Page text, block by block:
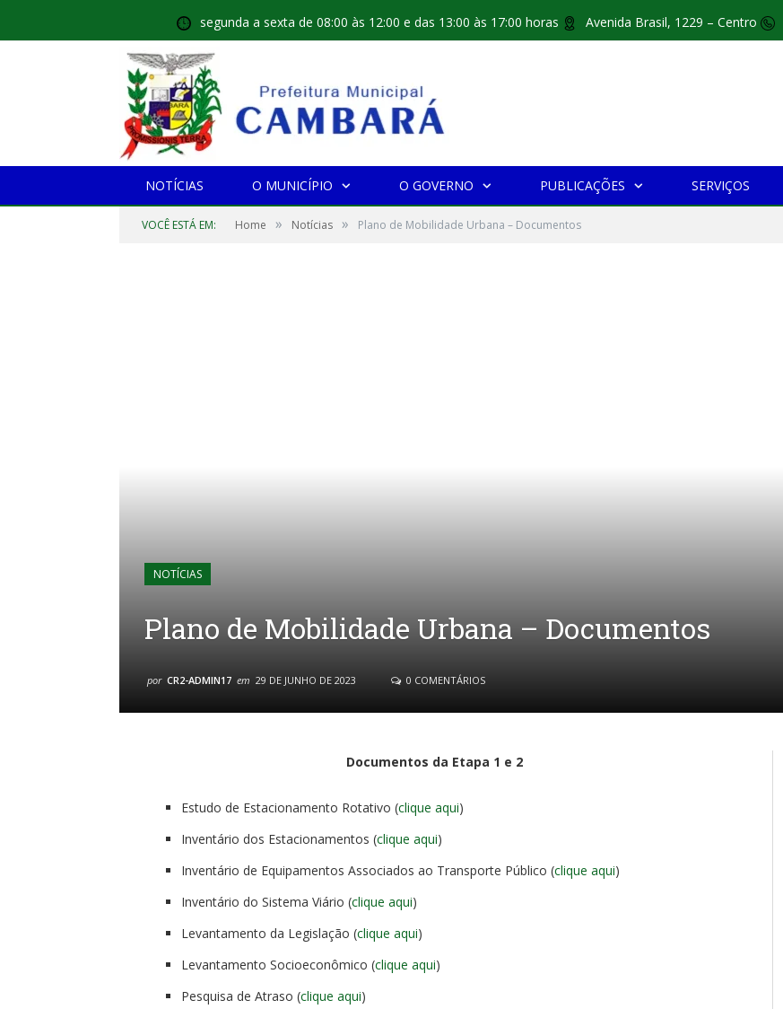
segunda a sexta de 08:00 às 12:00 e das 13:00 às 17:00 horas Avenida Brasil, 1229 – Centro
NOTÍCIAS O MUNICÍPIO O GOVERNO PUBLICAÇÕES SERVIÇOS
VOCÊ ESTÁ EM: Home » Notícias » Plano de Mobilidade Urbana – Documentos
NOTÍCIAS
Plano de Mobilidade Urbana – Documentos
por CR2-ADMIN17 em 29 DE JUNHO DE 2023 0 COMENTÁRIOS
Documentos da Etapa 1 e 2
Estudo de Estacionamento Rotativo (clique aqui)
Inventário dos Estacionamentos (clique aqui)
Inventário de Equipamentos Associados ao Transporte Público (clique aqui)
Inventário do Sistema Viário (clique aqui)
Levantamento da Legislação (clique aqui)
Levantamento Socioeconômico (clique aqui)
Pesquisa de Atraso (clique aqui)